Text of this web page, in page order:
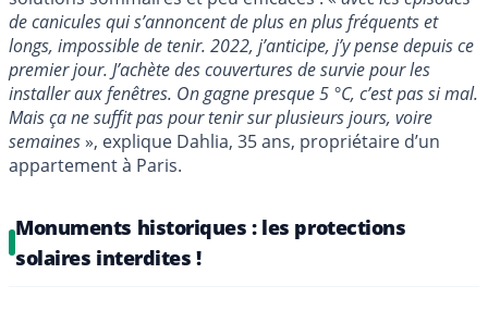
de canicules qui s’annoncent de plus en plus fréquents et
longs, impossible de tenir. 2022, j’anticipe, j’y pense depuis ce
premier jour. J’achète des couvertures de survie pour les
installer aux fenêtres. On gagne presque 5 °C, c’est pas si mal.
Mais ça ne suffit pas pour tenir sur plusieurs jours, voire
semaines», explique Dahlia, 35 ans, propriétaire d’un
appartement à Paris.
Monuments historiques : les protections
solaires interdites !